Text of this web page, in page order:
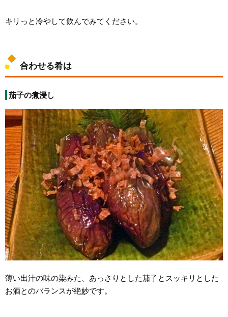
キリっと冷やして飲んでみてください。
合わせる肴は
茄子の煮浸し
薄い出汁の味の染みた、あっさりとした茄子とスッキリとした
お酒とのバランスが絶妙です。